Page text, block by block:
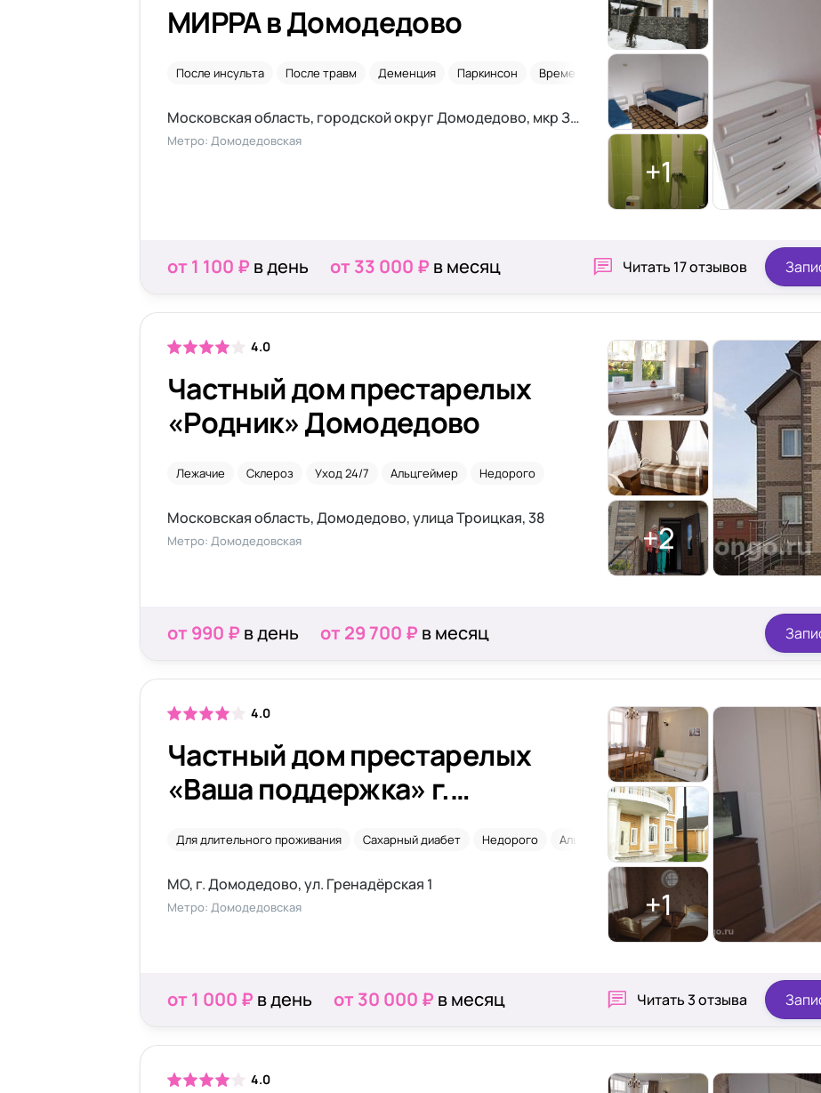
МИРРА в Домодедово
После инсульта После травм Деменция Паркинсон Временное размещение
Московская область, городской округ Домодедово, мкр Западный, Преображенская улица, д. 13
Метро: Домодедовская
+1
от 1 100 ₽ в день от 33 000 ₽ в месяц Читать 17 отзывов
4.0
Частный дом престарелых
«Родник» Домодедово
Лежачие Склероз Уход 24/7 Альцгеймер Недорого
Московская область, Домодедово, улица Троицкая, 38
Метро: Домодедовская +2
от 990 ₽ в день от 29 700 ₽ в месяц
4.0
Частный дом престарелых
«Ваша поддержка» г.
Для длительного проживания Сахарный диабет Недорого Альцгеймер После операций
МО, г. Домодедово, ул. Гренадёрская 1
Метро: Домодедовская +1
от 1 000 ₽ в день от 30 000 ₽ в месяц Читать3 отзыва
4.0